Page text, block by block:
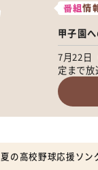
番組情
甲子園
7月22日
定まで放
夏の高校野球応援ソン